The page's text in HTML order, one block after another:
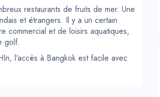
restaurants de fruits de mer. Une
et étrangers. Il y a un certain
commercial et de loisirs aquatiques,
golf.
l'accès à Bangkok est facile avec